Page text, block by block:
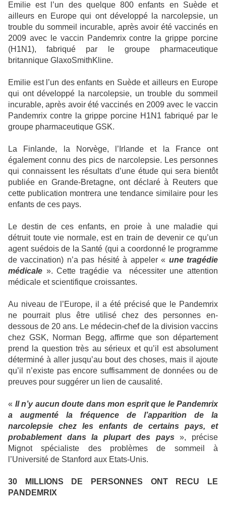
Emilie est l’un des quelque 800 enfants en Suède et
ailleurs en Europe qui ont développé la narcolepsie, un
trouble du sommeil incurable, après avoir été vaccinés en
2009 avec le vaccin Pandemrix contre la grippe porcine
(H1N1), fabriqué par le groupe pharmaceutique
britannique GlaxoSmithKline.
Emilie est l’un des enfants en Suède et ailleurs en Europe
qui ont développé la narcolepsie, un trouble du sommeil
incurable, après avoir été vaccinés en 2009 avec le vaccin
Pandemrix contre la grippe porcine H1N1 fabriqué par le
groupe pharmaceutique GSK.
La Finlande, la Norvège, l’Irlande et la France ont
également connu des pics de narcolepsie. Les personnes
qui connaissent les résultats d’une étude qui sera bientôt
publiée en Grande-Bretagne, ont déclaré à Reuters que
cette publication montrera une tendance similaire pour les
enfants de ces pays.
Le destin de ces enfants, en proie à une maladie qui
détruit toute vie normale, est en train de devenir ce qu’un
agent suédois de la Santé (qui a coordonné le programme
de vaccination) n’a pas hésité à appeler « une tragédie
médicale ». Cette tragédie va
nécessiter une attention
médicale et scientifique croissantes.
Au niveau de l’Europe, il a été précisé que le Pandemrix
ne pourrait plus être utilisé chez des personnes en-
dessous de 20 ans. Le médecin-chef de la division vaccins
chez GSK, Norman Begg, affirme que son département
prend la question très au sérieux et qu’il est absolument
déterminé à aller jusqu’au bout des choses, mais il ajoute
qu’il n’existe pas encore suffisamment de données ou de
preuves pour suggérer un lien de causalité.
« Il n’y aucun doute dans mon esprit que le Pandemrix
a augmenté la fréquence de l’apparition de la
narcolepsie chez les enfants de certains pays, et
probablement dans la plupart des pays », précise
Mignot spécialiste des problèmes de sommeil à
l’Université de Stanford aux Etats-Unis.
30 MILLIONS DE PERSONNES ONT RECU LE
PANDEMRIX